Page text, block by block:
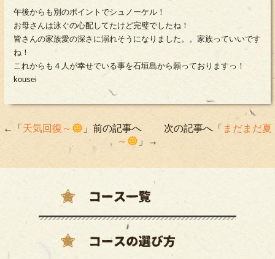
午後からも別のポイントでシュノーケル！
お母さんは泳ぐの心配してたけど完璧でしたね！
皆さんの家族愛の深さに溺れそうになりました。。家族っていいです
ね！
これからも４人が幸せでいる事を石垣島から願っておりますっ！
kousei
←「 天気回復～ 」前の記事へ 次の記事へ「 まだまだ夏
～
」→